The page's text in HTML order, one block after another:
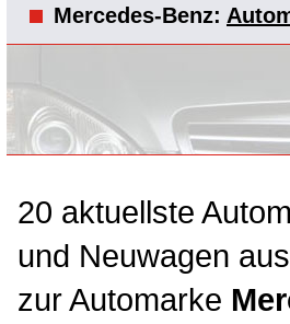
Mercedes-Benz:
20 aktuellste
und Neuwagen
zur Automarke